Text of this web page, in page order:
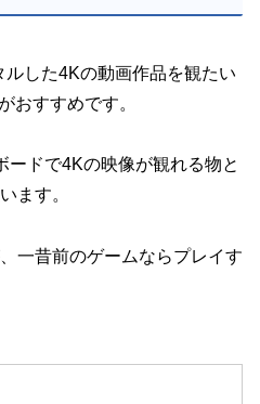
した4Kの動画作品を観たい
おすすめです。
ードで4Kの映像が観れる物と
ます。
一昔前のゲームならプレイす